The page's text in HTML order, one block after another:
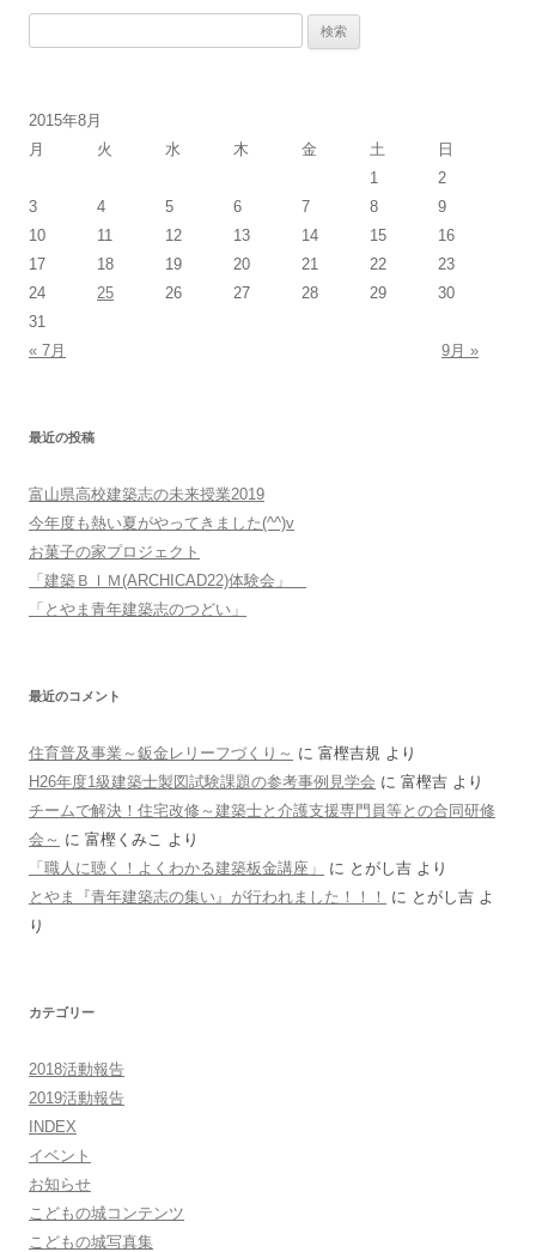
2015年8月
月
火 水 木 金 土
日
1
2
3
4 5 6 7 8
9
10
11 12 13 14 15
16
17
18 19 20 21 22
23
24
25 26 27 28 29
30
31
« 7月
9月 »
最近の投稿
富山県高校建築志の未来授業2019
今年度も熱い夏がやってきました(^^)v
お菓子の家プロジェクト
「建築ＢＩＭ(ARCHICAD22)体験会」
「とやま青年建築志のつどい」
最近のコメント
住育普及事業～鈑金レリーフづくり～ に 富樫吉規 より
H26年度1級建築士製図試験課題の参考事例見学会 に 富樫吉 より
チームで解決！住宅改修～建築士と介護支援専門員等との合同研修
会～ に 富樫くみこ より
「職人に聴く！よくわかる建築板金講座」
に とがし吉 より
とやま『青年建築志の集い』が行われました！！！
に とがし吉 よ
り
カテゴリー
2018活動報告
2019活動報告
INDEX
イベント
お知らせ
こどもの城コンテンツ
こどもの城写真集